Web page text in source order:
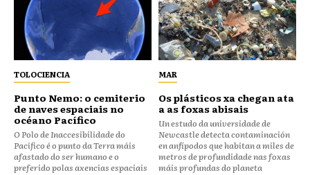
TOLOCIENCIA
Punto Nemo: o cemiterio
de naves espaciais no
océano Pacífico
O Polo de Inaccesibilidade do
Pacífico é o punto da Terra máis
afastado do ser humano e o
preferido polas axencias espaciais
MAR
Os plásticos xa chegan ata
a as foxas abisais
Un estudo da universidade de
Newcastle detecta contaminación
en anfípodos que habitan a miles de
metros de profundidade nas foxas
máis profundas do planeta